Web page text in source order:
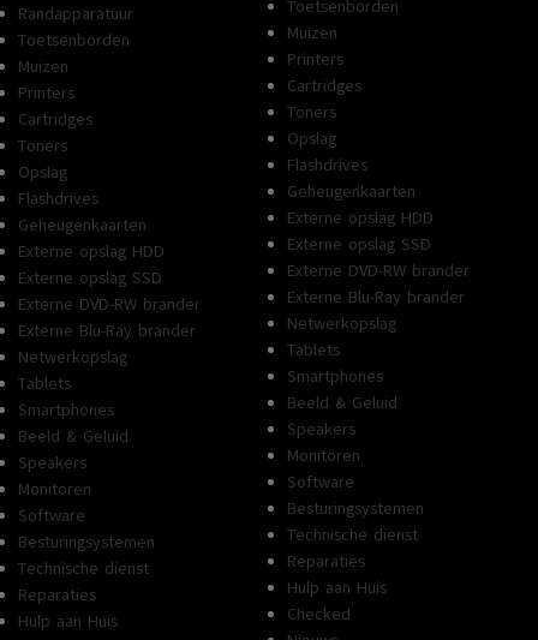
Randapparatuur
Toetsenborden
Muizen
Printers
Cartridges
Toners
Opslag
Flashdrives
Geheugenkaarten
Externe opslag HDD
Externe opslag SSD
Externe DVD-RW brander
Externe Blu-Ray brander
Netwerkopslag
Tablets
Smartphones
Beeld & Geluid
Speakers
Monitoren
Software
Besturingsystemen
Technische dienst
Reparaties
Hulp aan Huis
Toetsenborden
Muizen
Printers
Cartridges
Toners
Opslag
Flashdrives
Geheugenkaarten
Externe opslag HDD
Externe opslag SSD
Externe DVD-RW brander
Externe Blu-Ray brander
Netwerkopslag
Tablets
Smartphones
Beeld & Geluid
Speakers
Monitoren
Software
Besturingsystemen
Technische dienst
Reparaties
Hulp aan Huis
Checked